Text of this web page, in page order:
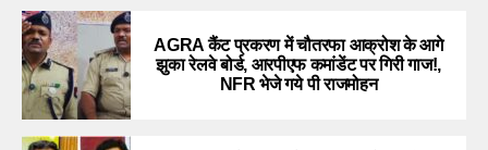
AGRA कैंट प्रकरण में चौतरफा आक्रोश के आगे
झुका रेलवे बोर्ड, आरपीएफ कमांडेंट पर गिरी गाज!,
NFR भेजे गये पी राजमोहन